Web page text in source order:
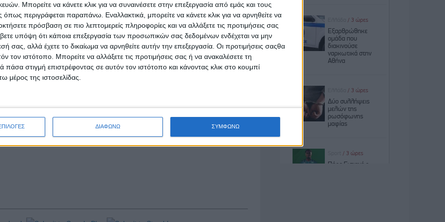
Μπορείτε να κάνετε κλικ για να συναινέσετε στην επεξεργασία από εμάς και τους
περιγράφεται παραπάνω. Εναλλακτικά, μπορείτε να κάνετε κλικ για να αρνηθείτε να
πρόσβαση σε πιο λεπτομερείς πληροφορίες και να αλλάξετε τις προτιμήσεις σας
υπόψη ότι κάποια επεξεργασία των προσωπικών σας δεδομένων ενδέχεται να μην
σας, αλλά έχετε το δικαίωμα να αρνηθείτε αυτήν την επεξεργασία. Οι προτιμήσεις σαςθα
τον ιστότοπο. Μπορείτε να αλλάξετε τις προτιμήσεις σας ή να ανακαλέσετε τη
στιγμή επιστρέφοντας σε αυτόν τον ιστότοπο και κάνοντας κλικ στο κουμπί
μέρος της ιστοσελίδας.
ΔΙΑΦΩΝΩ ΣΥΜΦΩΝΩ
(επιτρέπει τη χρήση τεστ προτού πάρει αυτό πλήρη έγκριση, εφόσον δεν
της Νέας Υόρκης», έχει αναπτυχθεί από την εταιρία βιοτεχνολογίας
εργαστήρια και ανιχνεύει αντισώματα IgM (εμφανίζονται πρώτα
ελέγχους με τεστ αντισωμάτων, ενώ η Βρετανία σύντομα θα ξεκινήσει και
των τεστ (στο αρχικό στάδιο της λοίμωξης το τεστ μπορεί να βγει ψευδώς
άνθρωπος που έχει αναρρώσει από Covid-19 αποκτά πλήρη ανοσία και για
ύπαρξη κανονικής ανοσίας έναντι του κορονοϊού.
θετικό ή αρνητικό αποτέλεσμα, αλλά δεν λένε πόσο καλά «δουλεύουν»
19, σύμφωνα με την ιολόγο δρα Άντζελα Ρασμούσεν του Πανεπιστημίου